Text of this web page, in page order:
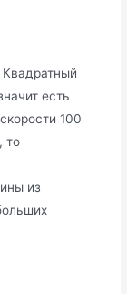
есть
100
то
из